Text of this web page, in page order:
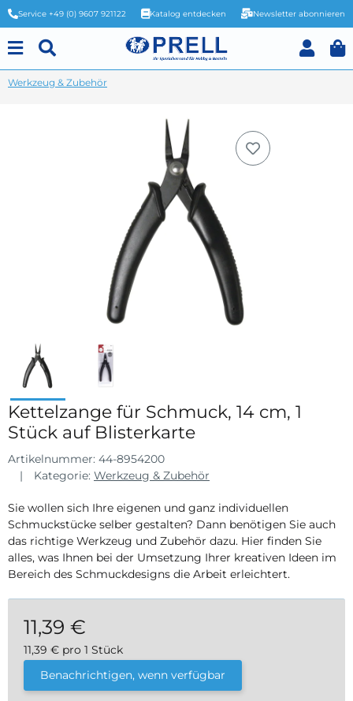
Service +49 (0) 9607 921122 Katalog entdecken Newsletter abonnieren
Werkzeug & Zubehör
Kettelzange für Schmuck, 14 cm, 1
Stück auf Blisterkarte
Artikelnummer: 44-8954200
Kategorie: Werkzeug & Zubehör
Sie wollen sich Ihre eigenen und ganz individuellen
Schmuckstücke selber gestalten? Dann benötigen Sie auch
das richtige Werkzeug und Zubehör dazu. Hier finden Sie
alles, was Ihnen bei der Umsetzung Ihrer kreativen Ideen im
Bereich des Schmuckdesigns die Arbeit erleichtert.
11,39 €
11,39 € pro 1 Stück
inkl. 19% USt. , zzgl.
Benachrichtigen, wenn verfügbar